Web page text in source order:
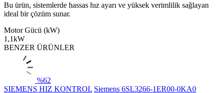
Bu ürün, sistemlerde hassas hız ayarı ve yüksek verimlilik sağlayan
ideal bir çözüm sunar.
Motor Gücü (kW)
1,1kW
BENZER ÜRÜNLER
%62
SIEMENS HIZ KONTROL Siemens 6SL3266-1ER00-0KA0